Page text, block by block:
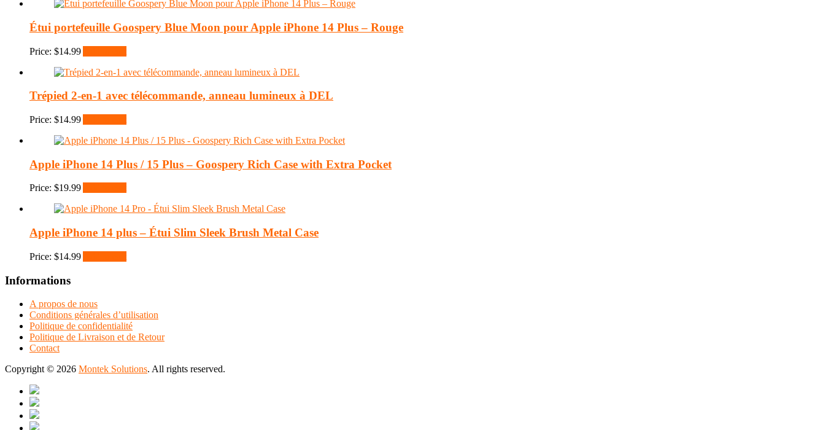
Étui portefeuille Goospery Blue Moon pour Apple iPhone 14 Plus – Rouge
Price: $14.99
Trépied 2-en-1 avec télécommande, anneau lumineux à DEL
Price: $14.99
Apple iPhone 14 Plus / 15 Plus – Goospery Rich Case with Extra Pocket
Price: $19.99
Apple iPhone 14 plus – Étui Slim Sleek Brush Metal Case
Price: $14.99
Informations
A propos de nous
Conditions générales d’utilisation
Politique de confidentialité
Politique de Livraison et de Retour
Contact
Copyright © 2026 Montek Solutions. All rights reserved.